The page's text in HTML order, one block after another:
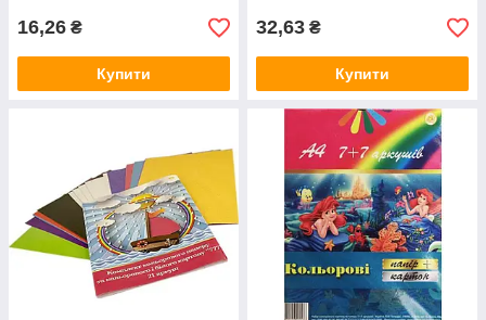
16,26 ₴
Купити
32,63 ₴
Купити